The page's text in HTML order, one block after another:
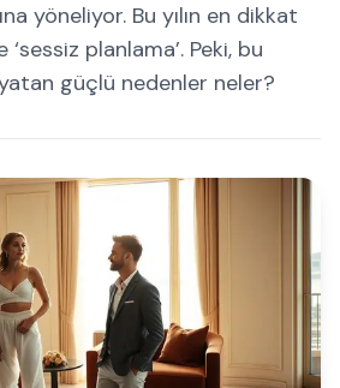
yöneliyor. Bu yılın en dikkat
‘sessiz planlama’. Peki, bu
güçlü nedenler neler?